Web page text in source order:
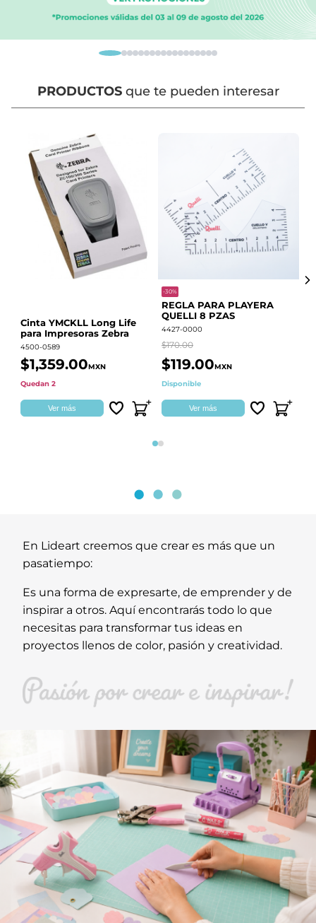
PRODUCTOSque te pueden interesar
Cinta YMCKLL Long Life
para Impresoras Zebra
4500-0589
$1,359.00MXN
Quedan 2
Ver más
-30%
REGLA PARA PLAYERA
QUELLI 8 PZAS
4427-0000
$170.00
$119.00MXN
Disponible
Ver más
Página 1
Página 2
En Lideart creemos que crear es más que un
pasatiempo:
Es una forma de expresarte, de emprender y de
inspirar a otros. Aquí encontrarás todo lo que
necesitas para transformar tus ideas en
proyectos llenos de color, pasión y creatividad.